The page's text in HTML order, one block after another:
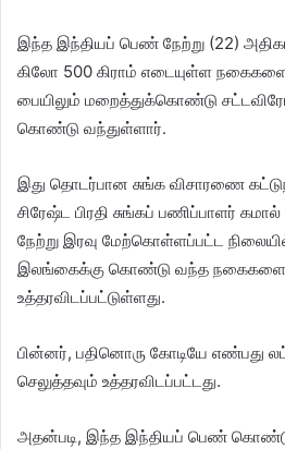
இந்த இந்தியப் பெண் நேற்று (22)
கிலோ 500 கிராம் எடையுள்ள
பையிலும் மறைத்துக்கொண்டு
கொண்டு வந்துள்ளார்.
இது தொடர்பான சுங்க விசாரணை
சிரேஷ்ட பிரதி சுங்கப் பணிப்பாளர்
நேற்று இரவு மேற்கொள்ளப்பட்ட
இலங்கைக்கு கொண்டு வந்த நகைகளை
உத்தரவிடப்பட்டுள்ளது.
பின்னர், பதினொரு கோடியே எண்பது
செலுத்தவும் உத்தரவிடப்பட்டது.
அதன்படி, இந்த இந்தியப் பெண்